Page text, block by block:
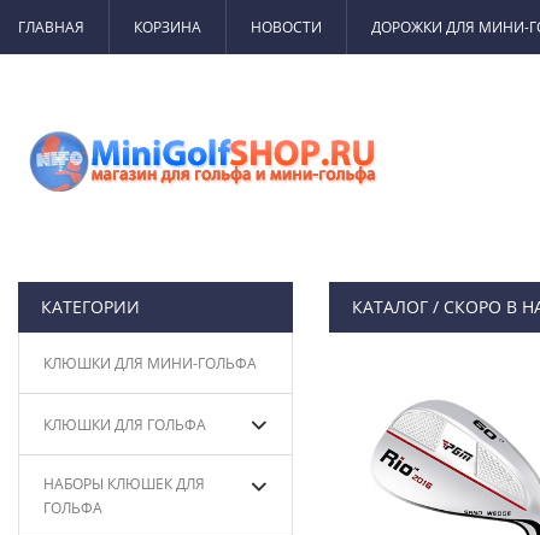
ГЛАВНАЯ КОРЗИНА НОВОСТИ ДОРОЖКИ ДЛЯ МИНИ-
КАТЕГОРИИ
КЛЮШКИ ДЛЯ МИНИ-ГОЛЬФА
КЛЮШКИ ДЛЯ ГОЛЬФА
НАБОРЫ КЛЮШЕК ДЛЯ
ГОЛЬФА
КАТАЛОГ/ СКОРО В